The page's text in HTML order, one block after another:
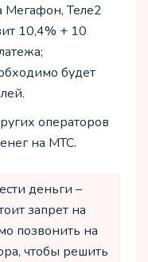
Мегафон, Теле2
10,4% + 10
будет
операторов
на МТС.
деньги –
запрет на
позвонить на
чтобы решить